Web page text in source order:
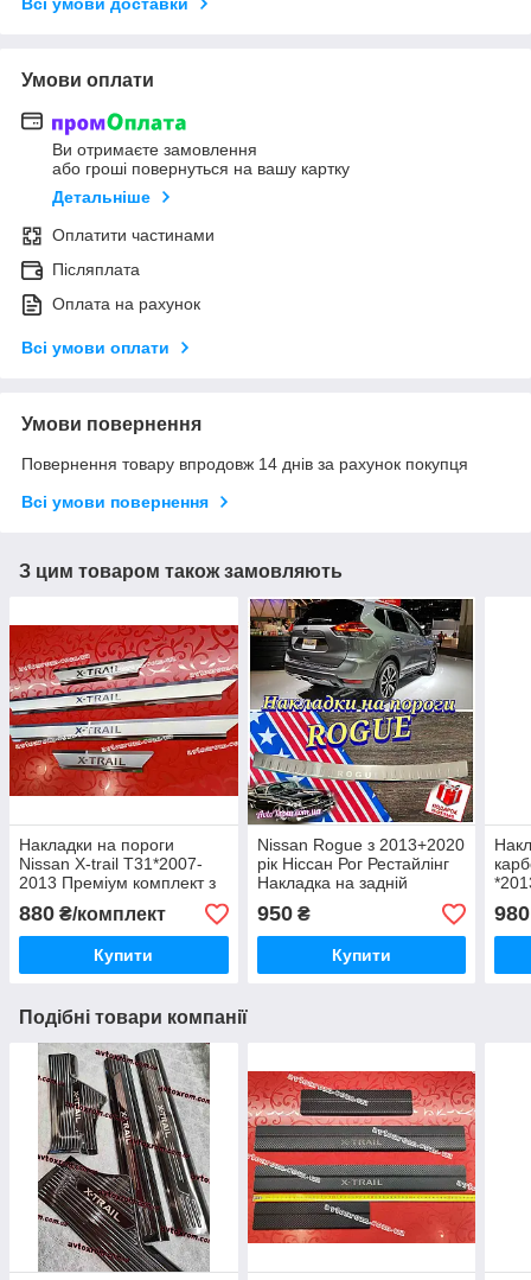
Всі умови доставки
Умови оплати
Ви отримаєте замовлення
або гроші повернуться на вашу картку
Детальніше
Оплатити частинами
Післяплата
Оплата на рахунок
Всі умови оплати
Умови повернення
Повернення товару впродовж 14 днів за рахунок покупця
Всі умови повернення
З цим товаром також замовляють
Накладки на пороги
Nissan X-trail T31*2007-
2013 Преміум комплект з
логотипом нерж
880 ₴/комплект
Купити
Nissan Rogue з 2013+2020
рік Ніссан Рог Рестайлінг
Накладка на задній
бампер захисна
декоративна Нержавійка
950₴
Купити
980
Подібні товари компанії